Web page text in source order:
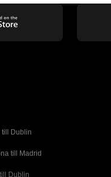
till Dublin
till Madrid
Dublin